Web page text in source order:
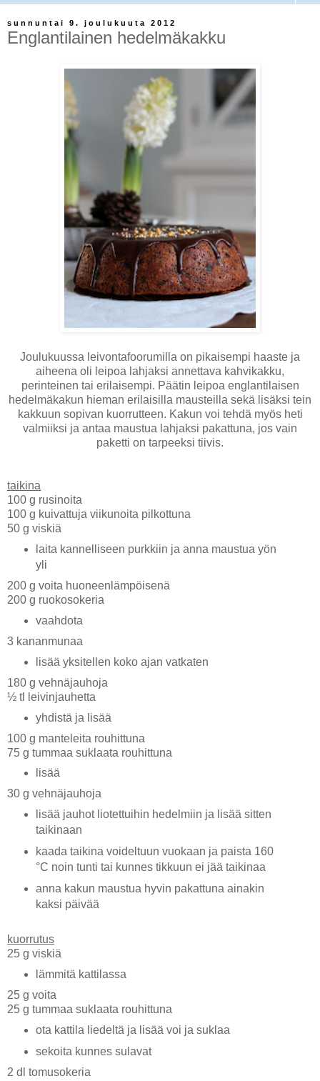
sunnuntai 9. joulukuuta 2012
Englantilainen hedelmäkakku
Joulukuussa leivontafoorumilla on pikaisempi haaste ja
aiheena oli leipoa lahjaksi annettava kahvikakku,
perinteinen tai erilaisempi. Päätin leipoa englantilaisen
hedelmäkakun hieman erilaisilla mausteilla sekä lisäksi tein
kakkuun sopivan kuorrutteen. Kakun voi tehdä myös heti
valmiiksi ja antaa maustua lahjaksi pakattuna, jos vain
paketti on tarpeeksi tiivis.
taikina
100 g rusinoita
100 g kuivattuja viikunoita pilkottuna
50 g viskiä
laita kannelliseen purkkiin ja anna maustua yön
yli
200 g voita huoneenlämpöisenä
200 g ruokosokeria
vaahdota
3 kananmunaa
lisää yksitellen koko ajan vatkaten
180 g vehnäjauhoja
½ tl leivinjauhetta
yhdistä ja lisää
100 g manteleita rouhittuna
75 g tummaa suklaata rouhittuna
lisää
30 g vehnäjauhoja
lisää jauhot liotettuihin hedelmiin ja lisää sitten
taikinaan
kaada taikina voideltuun vuokaan ja paista 160
°C noin tunti tai kunnes tikkuun ei jää taikinaa
anna kakun maustua hyvin pakattuna ainakin
kaksi päivää
kuorrutus
25 g viskiä
lämmitä kattilassa
25 g voita
25 g tummaa suklaata rouhittuna
ota kattila liedeltä ja lisää voi ja suklaa
sekoita kunnes sulavat
2 dl tomusokeria